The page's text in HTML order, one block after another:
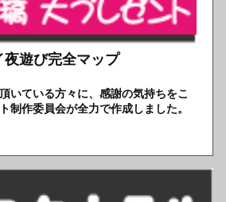
夜遊び完全マップ
いている方々に、感謝の気持ちをこ
制作委員会が全力で作成しました。